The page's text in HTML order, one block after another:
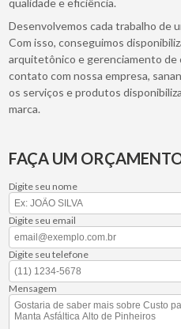
Desenvolvemos cada trabalho de
Com isso, conseguimos
arquitetônico e gerenciamento de
contato com nossa empresa,
os serviços e produtos
marca.
FAÇA UM
Digite seu nome
Digite seu email
Digite seu telefone
Mensagem